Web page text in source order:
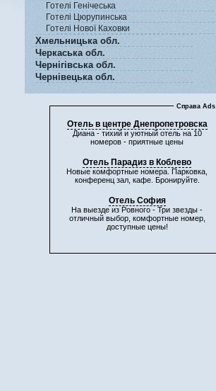
Готелі Генічеська
Готелі Цюрупинська
Готелі Нової Каховки
Хмельницька обл.
Черкаська обл.
Чернігівська обл.
Чернівецька обл.
Справа Ads
Отель в центре Днепропетровска
Диана - тихий и уютный отель на 10
номеров - приятные цены
Отель Парадиз в Коблево
Новые комфортные номера. Парковка,
конференц зал, кафе. Бронируйте.
Отель София
На выезде из Ровного - Три звезды -
отличный выбор, комфортные номер,
доступные цены!